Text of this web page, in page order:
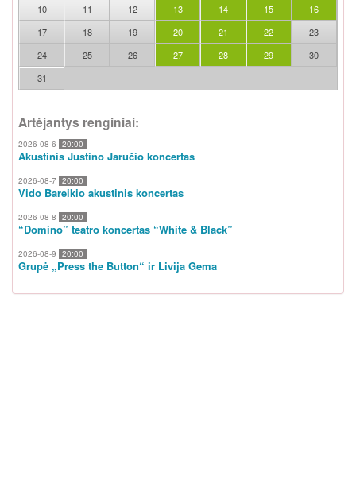
10
11 12 13 14 15
16
17
18 19 20 21 22
23
24
25 26 27 28 29
30
31
Artėjantys renginiai:
2026-08-6 20:00
Akustinis Justino Jaručio koncertas
2026-08-7 20:00
Vido Bareikio akustinis koncertas
2026-08-8 20:00
“Domino” teatro koncertas “White & Black”
2026-08-9 20:00
Grupė „Press the Button“ ir Livija Gema